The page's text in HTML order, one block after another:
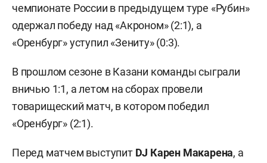
чемпионате России в предыдущем туре «Рубин»
одержал победу над «Акроном» (2:1), а
«Оренбург» уступил «Зениту» (0:3).
В прошлом сезоне в Казани команды сыграли
вничью 1:1, а летом на сборах провели
товарищеский матч, в котором победил
«Оренбург» (2:1).
Перед матчем выступит DJ Карен Макарена, а